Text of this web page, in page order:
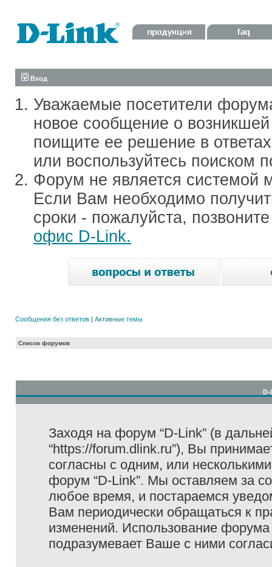
Вход
Уважаемые посетители
новое сообщение о
поищите ее решение в
или воспользуйтесь поиском
Форум не является системой
Если Вам необходимо
сроки - пожалуйста,
офис D-Link.
Сообщения без ответов | Активные темы
Список форумов
D-
Заходя на форум “D-Link” (в
“https://forum.dlink.ru”), Вы
согласны с одним, или
форум “D-Link”. Мы оставляем за
любое время, и постараемся
Вам периодически обращаться к
изменений. Использование
подразумевает Ваше с ними